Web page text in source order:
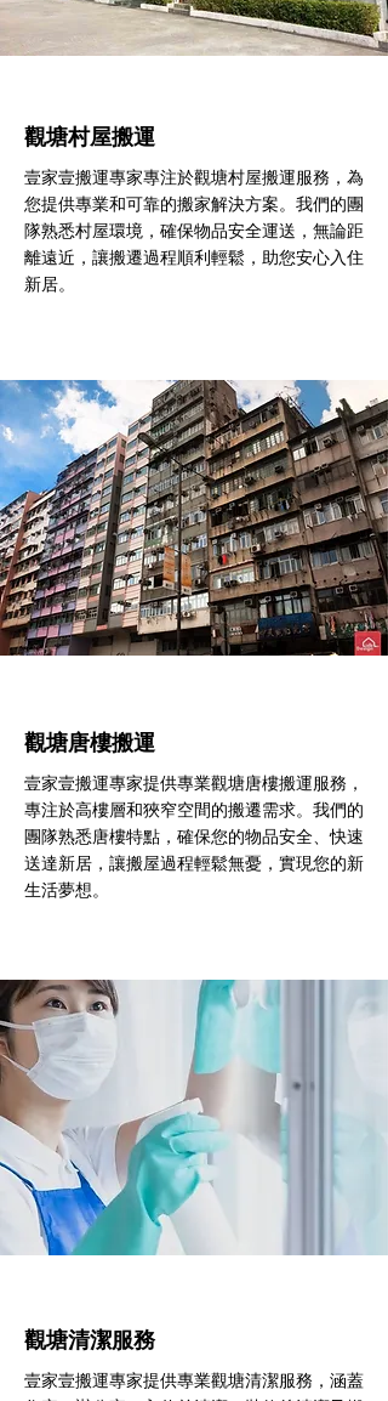
觀塘村屋搬運
壹家壹搬運專家專注於觀塘村屋搬運服務，為
您提供專業和可靠的搬家解決方案。我們的團
隊熟悉村屋環境，確保物品安全運送，無論距
離遠近，讓搬遷過程順利輕鬆，助您安心入住
新居。
觀塘​唐樓搬運
壹家壹搬運專家提供專業觀塘唐樓搬運服務，
專注於高樓層和狹窄空間的搬遷需求。我們的
團隊熟悉唐樓特點，確保您的物品安全、快速
送達新居，讓搬屋過程輕鬆無憂，實現您的新
生活夢想。
觀塘清潔服務
壹家壹搬運專家提供專業觀塘清潔服務，涵蓋